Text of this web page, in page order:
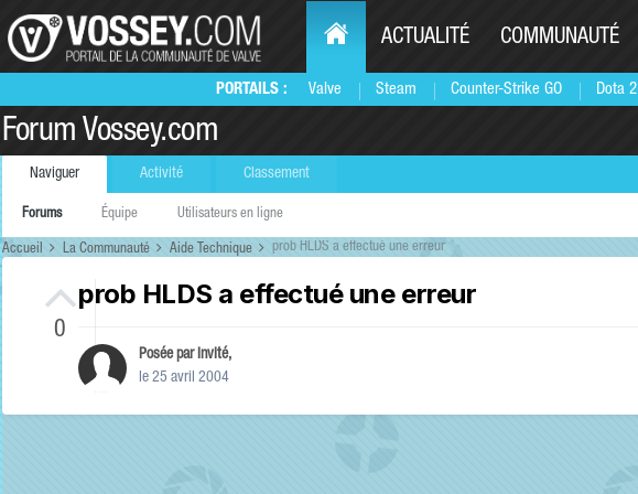
PORTAILS : Valve Steam Counter-Strike GO Dota 2
ACTUALITÉ COMMUNAUTÉ
Forum Vossey.com
Naviguer
Forums Équipe Utilisateurs en ligne
Activité Classement
Accueil La Communauté Aide Technique prob HLDS a effectué une erreur
0
prob HLDS a effectué une erreur
Posée par Invité,
le 25 avril 2004